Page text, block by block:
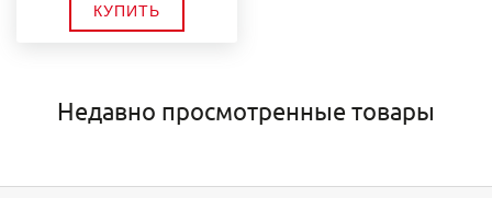
КУПИТЬ
Недавно просмотренные товары